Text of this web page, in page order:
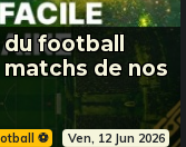
football
de nos
⚽️ Ven, 12 Jun 2026